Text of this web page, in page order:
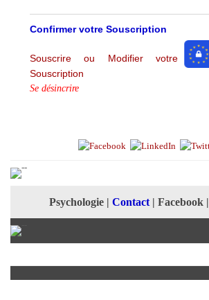
Confirmer votre Souscription
Souscrire ou Modifier votre
Souscription
Se désincrire
Psychologie| Contact| Facebook|